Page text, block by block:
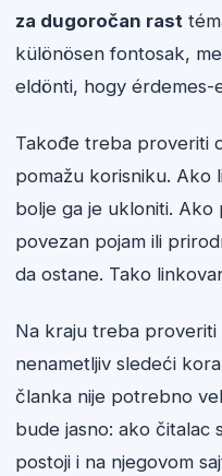
za dugoročan rast
különösen fontosak,
eldönti, hogy érdemes-
Takođe treba proveriti
pomažu korisniku. Ako
bolje ga je ukloniti. Ako
povezan pojam ili
da ostane. Tako
Na kraju treba proveriti
nenametljiv sledeći
članka nije potrebno
bude jasno: ako čitalac
postoji i na njegovom